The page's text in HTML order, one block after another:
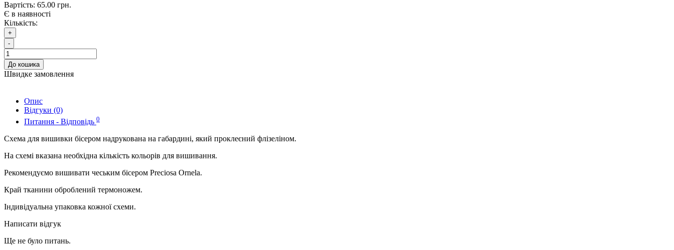
Вартість: 65.00 грн.
Є в наявності
Кількість:
+
-
До кошика
Швидке замовлення
Опис
Відгуки (0)
Питання - Відповідь 0
Схема для вишивки бісером надрукована на габардині, який проклеєний флізеліном.
На схемі вказана необхідна кількість кольорів для вишивання.
Рекомендуємо вишивати чеським бісером Preciosa Ornela.
Край тканини оброблений термоножем.
Індивідуальна упаковка кожної схеми.
Написати відгук
Ще не було питань.